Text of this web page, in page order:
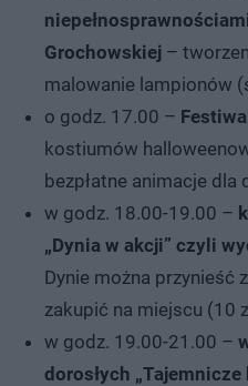
Grochowskiej –
malowanie lampionów
o godz. 17.00 –
kostiumów
bezpłatne animacje dla
w godz. 18.00-19.00 –
„Dynia w akcji” czyli
Dynie można przynieść
zakupić na miejscu (10
w godz. 19.00-21.00 –
dorosłych „Tajemnicze